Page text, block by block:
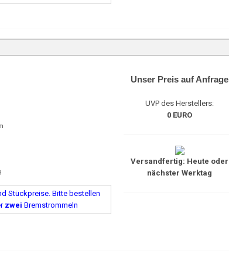
Stückpreise. Bitte bestellen
zwei Bremstrommeln
Unser Preis auf Anfrage
UVP des Herstellers:
0 EURO
Versandfertig: Heute oder
nächster Werktag